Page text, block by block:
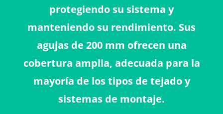
protegiendo su sistema y
manteniendo su rendimiento. Sus
agujas de 200 mm ofrecen una
cobertura amplia, adecuada para la
mayoría de los tipos de tejado y
sistemas de montaje.